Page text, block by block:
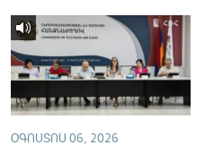
«Ազատության» բոլոր
ՕԳՈՍՏՈՍ 06, 2026